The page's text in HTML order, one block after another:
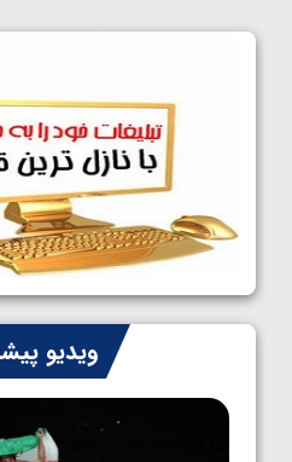
کشتی آزاد نوجوانان جهان؛
ایران مشخص شدند
1405/05/08
کشتی فرنگی نوجوانان
سوم برای ایران
1405/05/07
ایران چشم به راه چهار مدال
کشتی فرنگی نوجوانان جهان
1405/05/06
ویدیو